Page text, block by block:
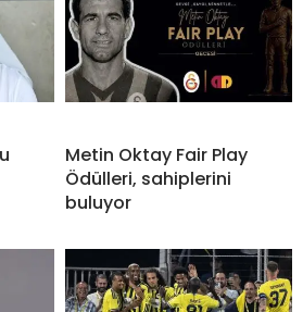
Metin Oktay Fair Play
Ödülleri, sahiplerini
buluyor